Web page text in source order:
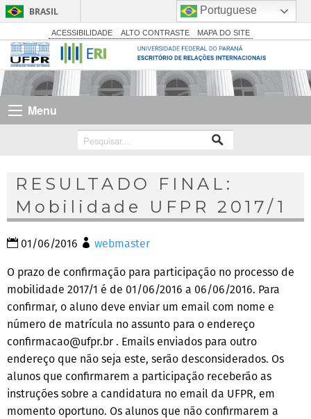
BRASIL
Simplifique!
Comunica BR
Participe
Legislação
Canais
ACESSIBILIDADE ALTO CONTRASTE MAPA DO SITE
Menu
RESULTADO FINAL:
Mobilidade UFPR 2017/1
01/06/2016 webmaster
O prazo de confirmação para participação no processo de
mobilidade 2017/1 é de 01/06/2016 a 06/06/2016. Para
confirmar, o aluno deve enviar um email com nome e
número de matrícula no assunto para o endereço
confirmacao@ufpr.br . Emails enviados para outro
endereço que não seja este, serão desconsiderados. Os
alunos que confirmarem a participação receberão as
instruções sobre a candidatura no email da UFPR, em
momento oportuno. Os alunos que não confirmarem a
Portuguese